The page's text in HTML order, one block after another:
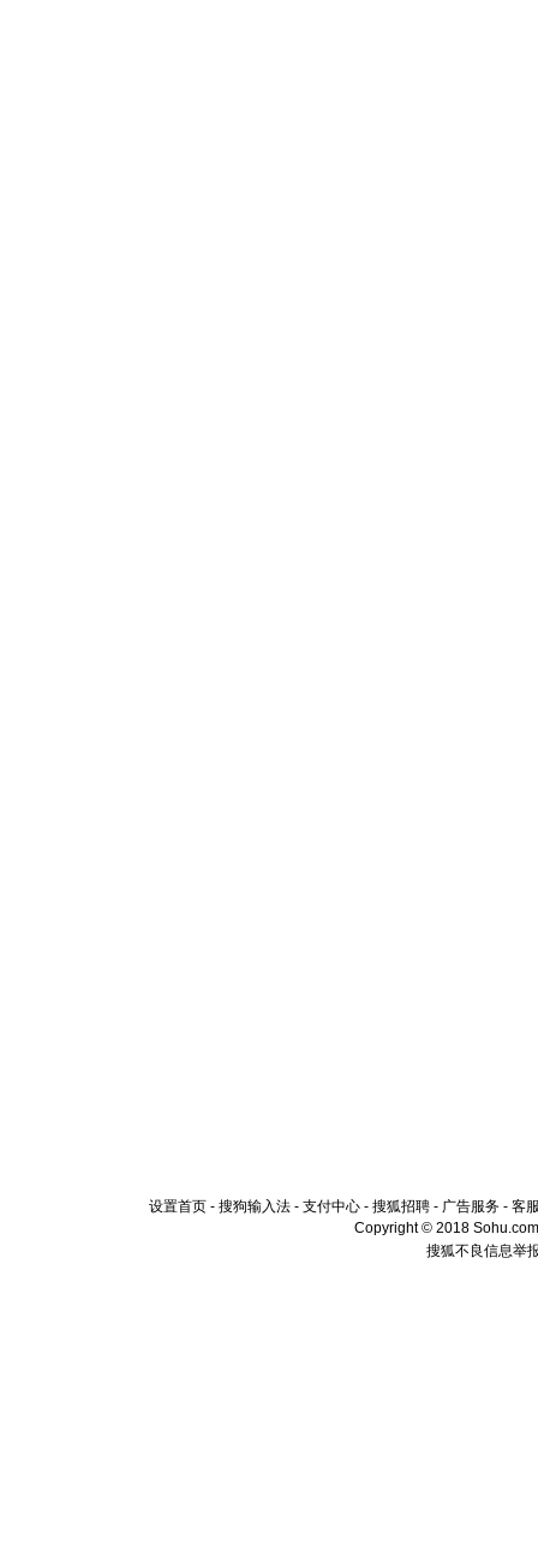
设置首页 - 搜狗输入法 - 支付中心 - 搜狐招聘 - 广告服务 - 客
Copyright © 2018
搜狐不良信息举